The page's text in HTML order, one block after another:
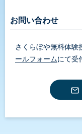
お問い合わせ
さくらぼや無料体験
ールフォームにて受